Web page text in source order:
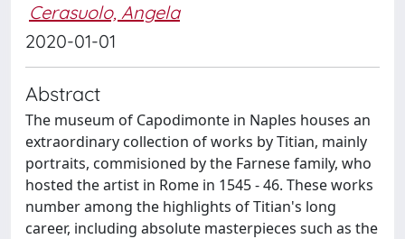
Cerasuolo, Angela
2020-01-01
Abstract
The museum of Capodimonte in Naples houses an
extraordinary collection of works by Titian, mainly
portraits, commisioned by the Farnese family, who
hosted the artist in Rome in 1545 - 46. These works
number among the highlights of Titian's long
career, including absolute masterpieces such as the